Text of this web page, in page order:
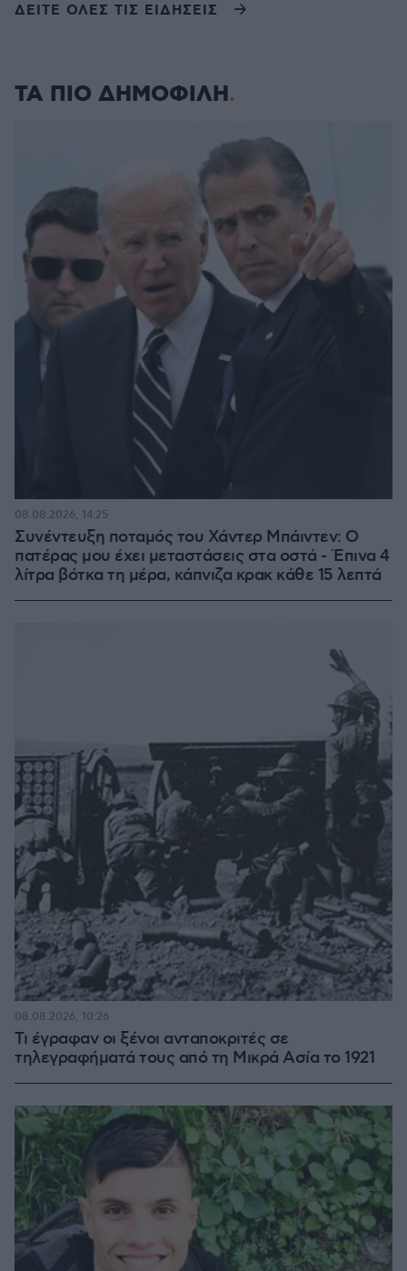
ΔΕΙΤΕ ΟΛΕΣ ΤΙΣ ΕΙΔΗΣΕΙΣ
ΤΑ ΠΙΟ ΔΗΜΟΦΙΛΗ
Συνέντευξη ποταμός του Χάντερ Μπάιντεν: Ο
πατέρας μου έχει μεταστάσεις στα οστά - Έπινα 4
λίτρα βότκα τη μέρα, κάπνιζα κρακ κάθε 15 λεπτά
08.08.2026, 14:25
Τι έγραφαν οι ξένοι ανταποκριτές σε
τηλεγραφήματά τους από τη Μικρά Ασία το 1921
08.08.2026, 10:26